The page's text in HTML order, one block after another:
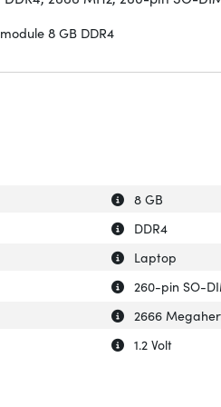
8 GB DDR4
Uitleg over
Verberg uitleg
8 GB
Uitleg over
Verberg uitleg
DDR4
Uitleg over
Verberg uitleg
Laptop
Uitleg over
Verberg uitleg
260-pin SO-
Uitleg over
Verberg uitleg
2666
Uitleg over
Verberg uitleg
1.2 Volt